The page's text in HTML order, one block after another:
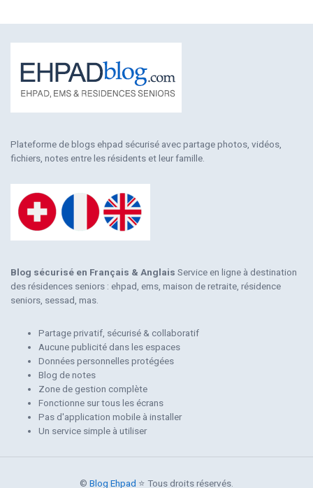
Plateforme de blogs ehpad sécurisé avec partage photos, vidéos,
fichiers, notes entre les résidents et leur famille.
Blog sécurisé en Français & Anglais Service en ligne à destination
des résidences seniors : ehpad, ems, maison de retraite, résidence
seniors, sessad, mas.
Partage privatif, sécurisé & collaboratif
Aucune publicité dans les espaces
Données personnelles protégées
Blog de notes
Zone de gestion complète
Fonctionne sur tous les écrans
Pas d'application mobile à installer
Un service simple à utiliser
© Blog Ehpad ⭐ Tous droits réservés.